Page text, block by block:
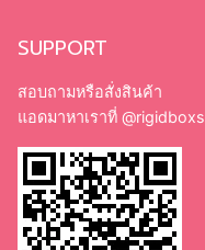
SUPPORT
สอบถามหรือสั่งสินค้า
แอดมาหาเราที่ @rigidboxs